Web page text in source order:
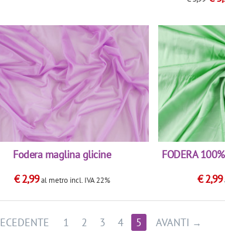
Fodera maglina glicine
€2,99al metro incl. IVA 22%
FODERA
€2,99
1 2 3 4 5 AVANTI